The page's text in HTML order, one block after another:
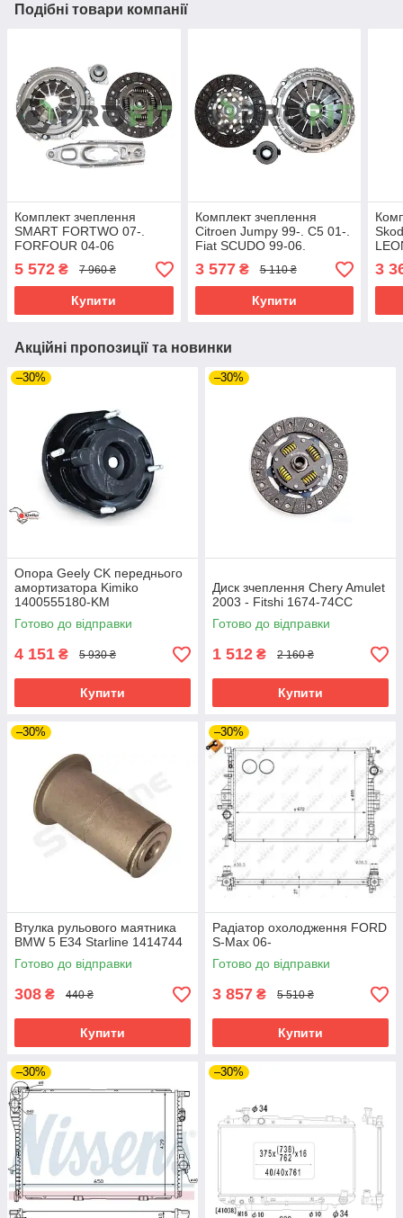
Подібні товари компанії
Комплект зчеплення
SMART FORTWO 07-.
FORFOUR 04-06
5 572 ₴ 7 960 ₴
Купити
Комплект зчеплення
Citroen Jumpy 99-. C5 01-.
Fiat SCUDO 99-06.
ULYSSE 99-06. Peugeot
Expert 00-06. 406 98-04.
3 577₴ 5 110 ₴
Купити
VW
3
Акційні пропозиції та новинки
–30%
Опора Geely CK переднього
амортизатора Kimiko
1400555180-KM
Готово до відправки
4 151 ₴ 5 930 ₴
Купити
–30%
Диск зчеплення Chery Amulet
2003 - Fitshi 1674-74CC
Готово до відправки
1 512 ₴ 2 160 ₴
Купити
–30%
Втулка рульового маятника
BMW 5 E34 Starline 1414744
Готово до відправки
308 ₴ 440 ₴
Купити
–30%
Радіатор охолодження FORD
S-Max 06-
Готово до відправки
3 857 ₴ 5 510 ₴
Купити
–30% –30%